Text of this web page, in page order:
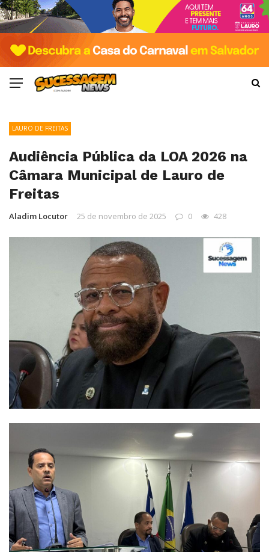
LAURO DE FREITAS
Audiência Pública da LOA 2026 na
Câmara Municipal de Lauro de
Freitas
Aladim Locutor 25 de novembro de 2025 0 428